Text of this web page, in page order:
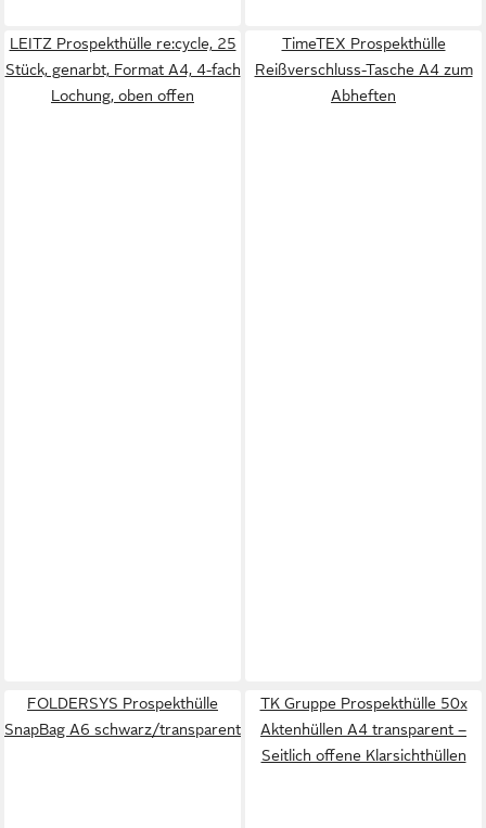
LEITZ Prospekthülle re:cycle, 25
Stück, genarbt, Format A4, 4-fach
Lochung, oben offen
TimeTEX Prospekthülle
Reißverschluss-Tasche A4 zum
Abheften
FOLDERSYS Prospekthülle
SnapBag A6 schwarz/transparent
TK Gruppe Prospekthülle 50x
Aktenhüllen A4 transparent –
Seitlich offene Klarsichthüllen